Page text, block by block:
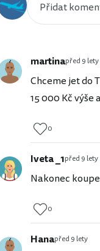
martinapřed 9 lety
Chceme jet do
15 000 Kč
0
Iveta _1před 9 lety
Nakonec
0
Hanapřed 9 lety